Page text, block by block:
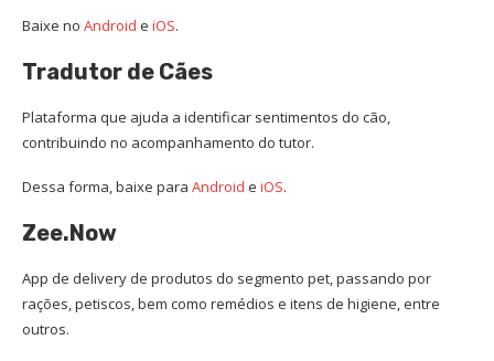
Baixe no Android e iOS.
Tradutor de Cães
Plataforma que ajuda a identificar sentimentos do cão,
contribuindo no acompanhamento do tutor.
Dessa forma, baixe para Android e iOS.
Zee.Now
App de delivery de produtos do segmento pet, passando por
rações, petiscos, bem como remédios e itens de higiene, entre
outros.